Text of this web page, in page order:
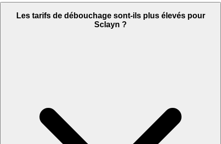
Les tarifs de débouchage sont-ils plus élevés pour
Sclayn ?